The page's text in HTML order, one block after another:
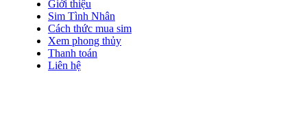
Giới thiệu
Sim Tình Nhân
Cách thức mua sim
Xem phong thủy
Thanh toán
Liên hệ